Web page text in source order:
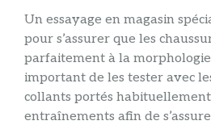
Un essayage en magasin
pour s’assurer que les
parfaitement à la
important de les tester avec
collants portés
entraînements afin de